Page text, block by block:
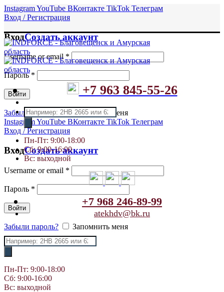
InstagramYouTube ВКонтакте TikTok Телеграм
Вход / Регистрация
ВходСоздать аккаунт
Username or email *
Пароль*
Войти
Забыли пароль?
Запомнить меня
InstagramYouTube ВКонтакте TikTok Телеграм
Вход / Регистрация
ВходСоздать аккаунт
Username or email *
Пароль *
Войти
Забыли пароль? Запомнить меня
+7 963 845-55-26
Поиск
товаров
Пн-Пт: 9:00-18:00
Сб: 9:00-16:00
Вс: выходной
+7 968 246-89-99
atekhdv@bk.ru
Поиск
товаров
Пн-Пт: 9:00-18:00
Сб: 9:00-16:00
Вс: выходной